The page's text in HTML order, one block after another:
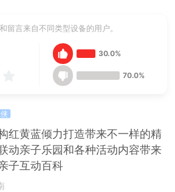
留言来自不同类型设备的用户。
30.0%
70.0%
红黄蓝倾力打造带来不一样的精
动亲子乐园和各种活动内容带来
子互动百科